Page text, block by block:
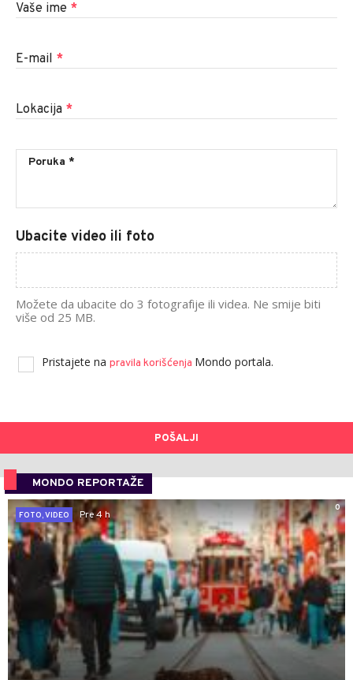
Vaše ime *
E-mail *
Lokacija *
Ubacite video ili foto
Možete da ubacite do 3 fotografije ili videa. Ne smije biti
više od 25 MB.
Pristajete na pravila korišćenja Mondo portala.
POŠALJI
MONDO REPORTAŽE
0
FOTO, VIDEO
Pre 4 h